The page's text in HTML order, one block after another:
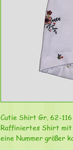
Cutie Shirt Gr. 62-116
Raffiniertes Shirt mit
eine Nummer größer